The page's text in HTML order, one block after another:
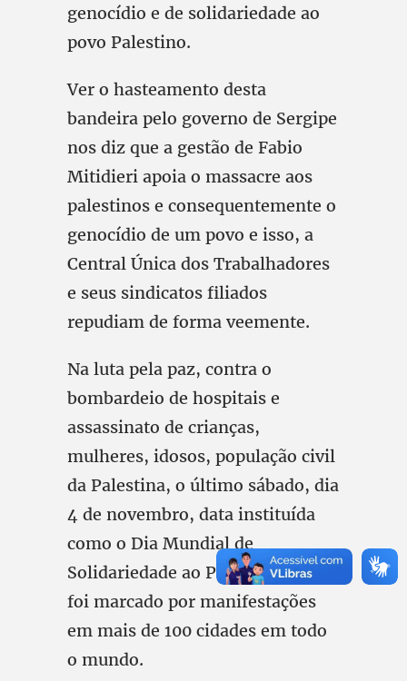
genocídio e de solidariedade ao
povo Palestino.
Ver o hasteamento desta
bandeira pelo governo de Sergipe
nos diz que a gestão de Fabio
Mitidieri apoia o massacre aos
palestinos e consequentemente o
genocídio de um povo e isso, a
Central Única dos Trabalhadores
e seus sindicatos filiados
repudiam de forma veemente.
Na luta pela paz, contra o
bombardeio de hospitais e
assassinato de crianças,
mulheres, idosos, população civil
da Palestina, o último sábado, dia
4 de novembro, data instituída
como o Dia Mundial de
Solidariedade ao Povo Palestino,
foi marcado por manifestações
em mais de 100 cidades em todo
o mundo.